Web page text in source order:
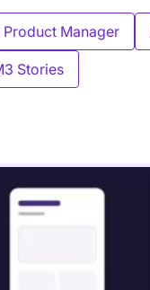
Manager
Stories